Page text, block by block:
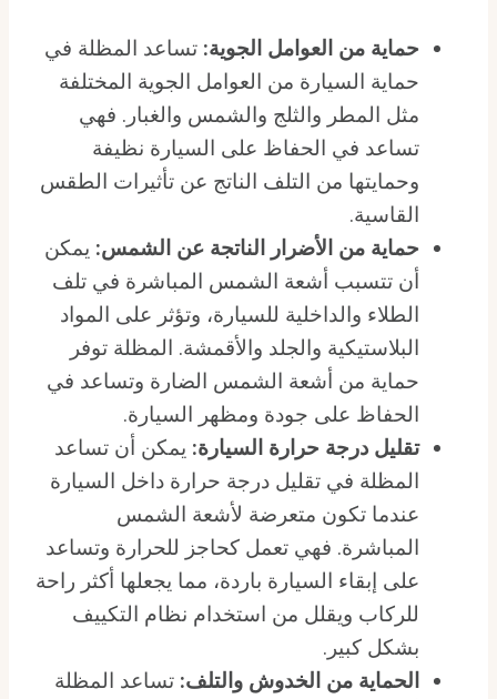
حماية من العوامل الجوية: تساعد المظلة في
حماية السيارة من العوامل الجوية المختلفة
مثل المطر والثلج والشمس والغبار. فهي
تساعد في الحفاظ على السيارة نظيفة
وحمايتها من التلف الناتج عن تأثيرات الطقس
القاسية.
حماية من الأضرار الناتجة عن الشمس: يمكن
أن تتسبب أشعة الشمس المباشرة في تلف
الطلاء والداخلية للسيارة، وتؤثر على المواد
البلاستيكية والجلد والأقمشة. المظلة توفر
حماية من أشعة الشمس الضارة وتساعد في
الحفاظ على جودة ومظهر السيارة.
تقليل درجة حرارة السيارة: يمكن أن تساعد
المظلة في تقليل درجة حرارة داخل السيارة
عندما تكون متعرضة لأشعة الشمس
المباشرة. فهي تعمل كحاجز للحرارة وتساعد
على إبقاء السيارة باردة، مما يجعلها أكثر راحة
للركاب ويقلل من استخدام نظام التكييف
بشكل كبير.
الحماية من الخدوش والتلف: تساعد المظلة